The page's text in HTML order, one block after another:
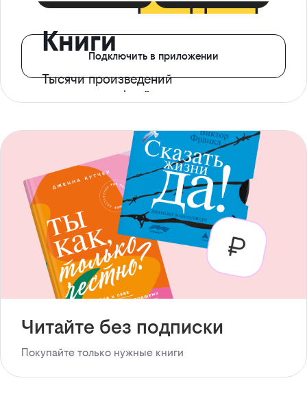
Книги
Тысячи произведений
с доступом офлайн
Подключить в приложении
Читайте без подписки
Покупайте только нужные книги